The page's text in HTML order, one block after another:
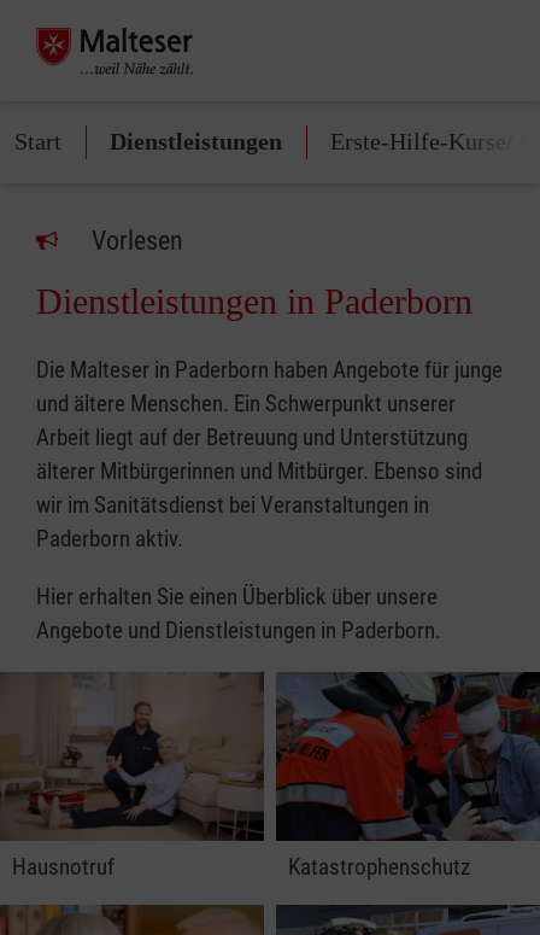
Start Dienstleistungen Erste-Hilfe-Kurse/
Vorlesen
Dienstleistungen in Paderborn
Die Malteser in Paderborn haben Angebote für junge
und ältere Menschen. Ein Schwerpunkt unserer
Arbeit liegt auf der Betreuung und Unterstützung
älterer Mitbürgerinnen und Mitbürger. Ebenso sind
wir im Sanitätsdienst bei Veranstaltungen in
Paderborn aktiv.
Hier erhalten Sie einen Überblick über unsere
Angebote und Dienstleistungen in Paderborn.
Hausnotruf Katastrophenschutz